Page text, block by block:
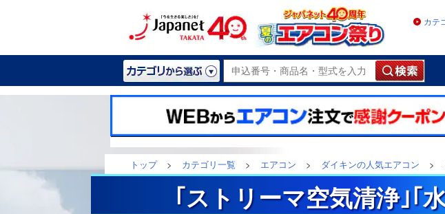
カテ
トップ > カテゴリ一覧 > エアコン > ダイキンの人気エアコン >
｢ストリーマ空気清浄｣｢